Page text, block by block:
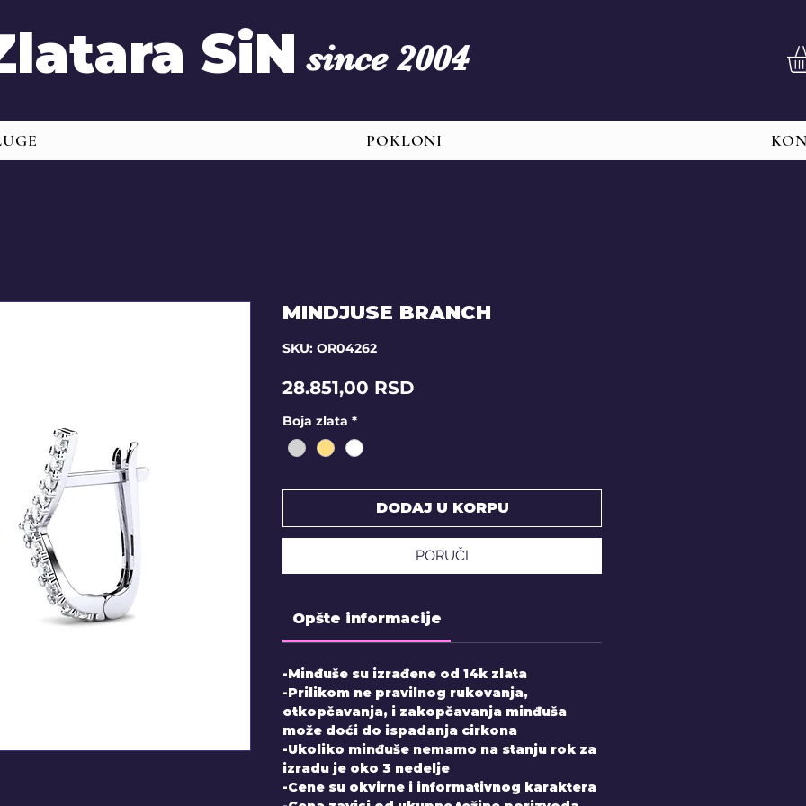
SiN since 2004
POKLONI
MINDJUSE BRANCH
SKU: OR04262
28.851,00 RSD
Boja zlata *
DODAJ U KORPU
PORUČI
Opšte informacije
-Minđuše su izrađene od 14k zlata
-Prilikom ne pravilnog rukovanja,
otkopčavanja, i zakopčavanja minđuša
može doći do ispadanja cirkona
-Ukoliko minđuše nemamo na stanju rok za
izradu je oko 3 nedelje
-Cene su okvirne i informativnog karaktera